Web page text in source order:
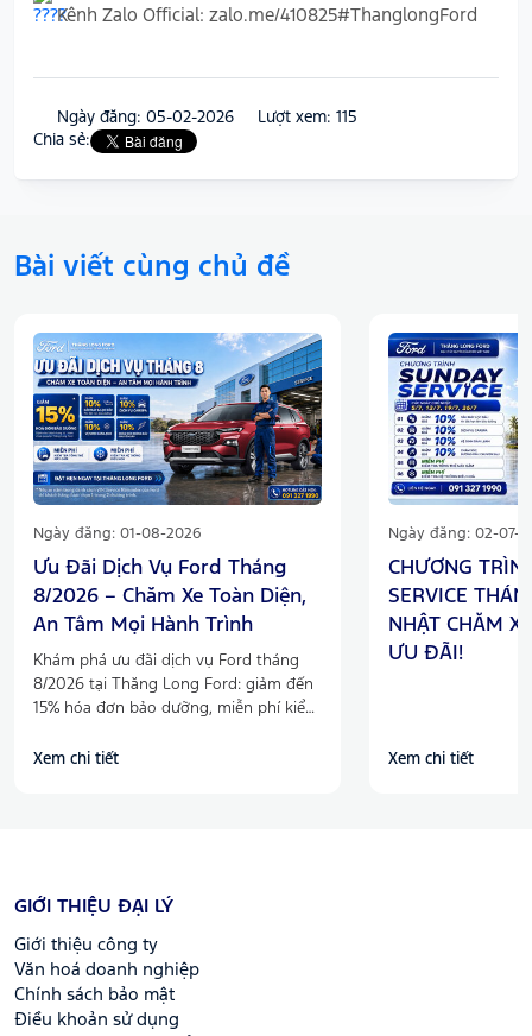
Kênh Zalo Official: zalo.me/410825#ThanglongFord
Ngày đăng: 05-02-2026
Lượt xem: 115
Chia sẻ:
Bài viết cùng chủ đề
Ngày đăng: 01-08-2026
Ưu Đãi Dịch Vụ Ford Tháng
8/2026 – Chăm Xe Toàn Diện,
An Tâm Mọi Hành Trình
Khám phá ưu đãi dịch vụ Ford tháng
8/2026 tại Thăng Long Ford: giảm đến
15% hóa đơn bảo dưỡng, miễn phí kiểm
lợi hấp dẫn.
Xem chi tiết
Ngày đăng: 02-07-
CHƯƠNG
SERVICE
NHẬT CHĂM
ƯU ĐÃI!
Xem chi tiết
GIỚI THIỆU ĐẠI LÝ
Giới thiệu công ty
Văn hoá doanh nghiệp
Chính sách bảo mật
Điều khoản sử dụng